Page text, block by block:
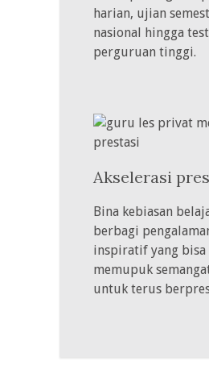
harian, ujian
nasional hingga
perguruan tinggi.
Akselerasi
Bina kebiasan
berbagi
inspiratif yang bisa
memupuk
untuk terus